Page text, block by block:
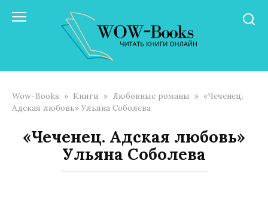
Wow-Books » Книги » Любовные романы » «Чеченец.
Адская любовь» Ульяна Соболева
«Чеченец. Адская любовь»
Ульяна Соболева